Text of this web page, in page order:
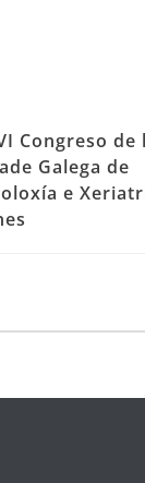
Congreso de
Galega de
e